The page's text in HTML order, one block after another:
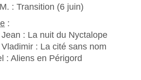
: Transition (6 juin)
:
: La nuit du Nyctalope
: La cité sans nom
: Aliens en Périgord